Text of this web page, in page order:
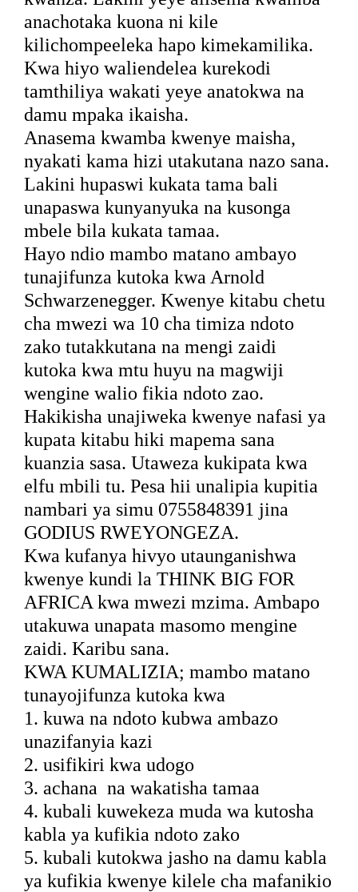
anachotaka kuona ni kile
kilichompeeleka hapo kimekamilika.
Kwa hiyo waliendelea kurekodi
tamthiliya wakati yeye anatokwa na
damu mpaka ikaisha.
Anasema kwamba kwenye maisha,
nyakati kama hizi utakutana nazo sana.
Lakini hupaswi kukata tama bali
unapaswa kunyanyuka na kusonga
mbele bila kukata tamaa.
Hayo ndio mambo matano ambayo
tunajifunza kutoka kwa Arnold
Schwarzenegger. Kwenye kitabu chetu
cha mwezi wa 10 cha timiza ndoto
zako tutakkutana na mengi zaidi
kutoka kwa mtu huyu na magwiji
wengine walio fikia ndoto zao.
Hakikisha unajiweka kwenye nafasi ya
kupata kitabu hiki mapema sana
kuanzia sasa. Utaweza kukipata kwa
elfu mbili tu. Pesa hii unalipia kupitia
nambari ya simu 0755848391 jina
GODIUS RWEYONGEZA.
Kwa kufanya hivyo utaunganishwa
kwenye kundi la THINK BIG FOR
AFRICA kwa mwezi mzima. Ambapo
utakuwa unapata masomo mengine
zaidi. Karibu sana.
KWA KUMALIZIA; mambo matano
tunayojifunza kutoka kwa
1. kuwa na ndoto kubwa ambazo
unazifanyia kazi
2. usifikiri kwa udogo
3. achana na wakatisha tamaa
4. kubali kuwekeza muda wa kutosha
kabla ya kufikia ndoto zako
5. kubali kutokwa jasho na damu kabla
ya kufikia kwenye kilele cha mafanikio